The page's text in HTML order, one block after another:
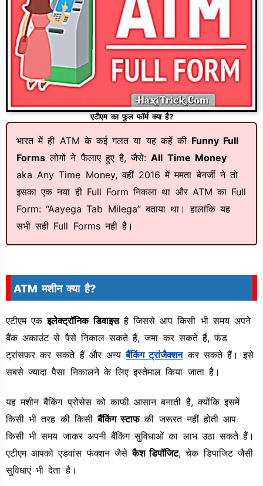
एटीएम का फुल फॉर्म क्या है?
भारत में ही ATM के कई गलत या यह कहें की Funny Full
Forms लोगों ने फैलाए हुए है, जैसे:All Time Money
aka Any Time Money, वहीं 2016 में ममता बेनर्जी ने तो
इसका एक नया ही Full Form निकला था और ATM का Full
Form: “Aayega Tab Milega” बताया था। हालांकि यह
सभी सही Full Forms नही है।
ATM मशीन क्या है?
एटीएम एकइलेक्ट्रॉनिक डिवाइसहै जिससे आप किसी भी समय अपने
बैंक अकाउंट से पैसे निकाल सकते हैं, जमा कर सकते हैं, फंड
ट्रांसफर कर सकते हैं और अन्यबैंकिंग ट्रांजैक्शनकर सकते हैं। इसे
सबसे ज्यादा पैसा निकालने के लिए इस्तेमाल किया जाता है।
यह मशीन बैंकिंग प्रोसेस को काफी आसान बनाती है, क्योंकि इसमें
किसी भी तरह की किसीबैंकिंग स्टाफकी जरूरत नहीं होती आप
किसी भी समय जाकर अपनी बैंकिंग सुविधाओं का लाभ उठा सकते हैं।
एटीएम आपको एडवांस फंक्शन जैसेकैश डिपॉजिट, चेक डिपाजिट जैसी
सुविधाएं भी देता है।